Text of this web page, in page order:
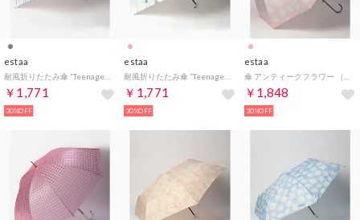
estaa
￥1,771
30%OFF
estaa
￥1,771
30%OFF
estaa
￥1,848
30%OFF